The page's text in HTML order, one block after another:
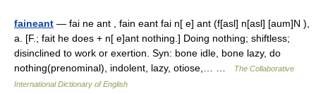
faineant — fai ne ant , fain eant fai n[ e] ant (f[asl] n[asl] [aum]N ),
a. [F.; fait he does + n[ e]ant nothing.] Doing nothing; shiftless;
disinclined to work or exertion. Syn: bone idle, bone lazy, do
nothing(prenominal), indolent, lazy, otiose,… …
The Collaborative
International Dictionary of English